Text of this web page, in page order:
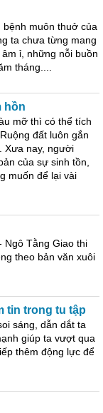
muôn thuở của
ta chưa từng mang
ỉ, những nỗi buồn
tháng....
hồn
mỡ thì có thể tích
đất luôn gắn
Xưa nay, người
của sự sinh tồn,
muốn để lại vài
Ngô Tằng Giao thi
theo bản văn xuôi
tin trong tu tập
sáng, dẫn dắt ta
giúp ta vượt qua
thêm động lực để